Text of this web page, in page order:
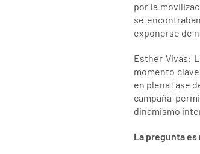
por la
se
exponerse de
Esther Vivas:
momento
en plena fase
campaña
dinamismo
La pregunta